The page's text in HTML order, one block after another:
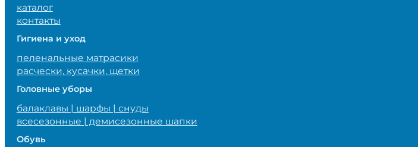
каталог
контакты
Гигиена и уход
пеленальные матрасики
расчески, кусачки, щетки
Головные уборы
балаклавы | шарфы | снуды
всесезонные | демисезонные шапки
Обувь